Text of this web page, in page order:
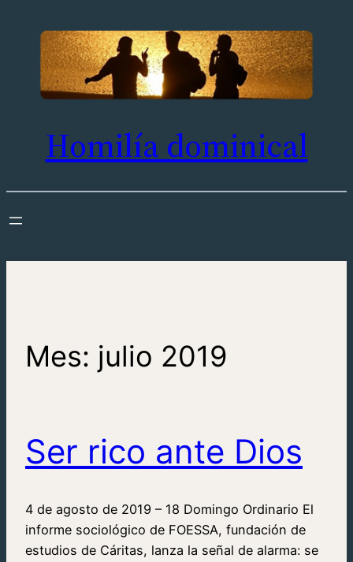
contenido
Homilía dominical
Mes: julio 2019
Ser rico ante Dios
4 de agosto de 2019 – 18 Domingo Ordinario El
informe sociológico de FOESSA, fundación de
estudios de Cáritas, lanza la señal de alarma: se